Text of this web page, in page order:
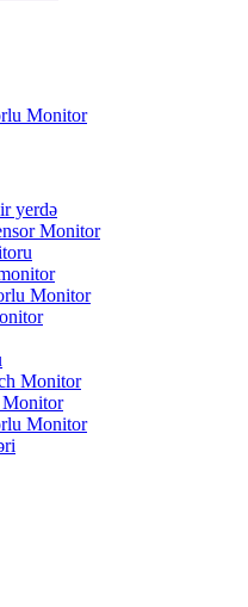
Monitor
yerdə
Monitor
Monitor
Monitor
Monitor
Monitor